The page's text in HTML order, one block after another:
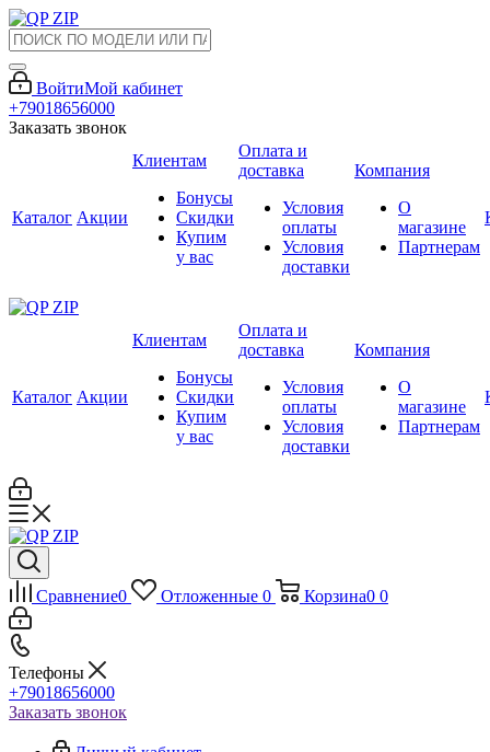
ВойтиМой кабинет
+79018656000
Заказать звонок
Каталог Акции
Клиентам
Бонусы
Скидки
Купим
у вас
Оплата и
доставка
Условия
оплаты
Условия
доставки
Компания
О
магазине
Партнерам
Каталог Акции
Клиентам
Бонусы
Скидки
Купим
у вас
Оплата и
доставка
Условия
оплаты
Условия
доставки
Компания
О
магазине
Партнерам
Сравнение0 Отложенные 0 Корзина0 0
Телефоны
+79018656000
Заказать звонок